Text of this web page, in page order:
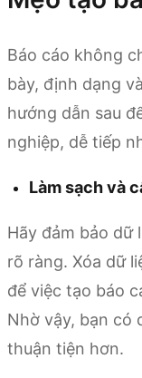
Báo cáo không
bày, định dạng
hướng dẫn sau
nghiệp, dễ tiếp
Làm sạch và
Hãy đảm bảo dữ
rõ ràng. Xóa dữ
để việc tạo báo
Nhờ vậy, bạn có
thuận tiện hơn.